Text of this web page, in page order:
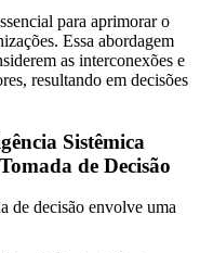
para aprimorar o
Essa abordagem
as interconexões e
resultando em decisões
Sistêmica
de Decisão
de decisão envolve uma